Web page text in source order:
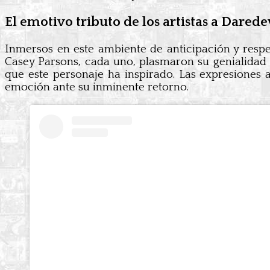
El emotivo tributo de los artistas a
Inmersos en este ambiente de anticipación y
Casey Parsons, cada uno, plasmaron su
que este personaje ha inspirado. Las
emoción ante su inminente retorno.